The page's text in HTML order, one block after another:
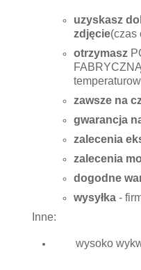
uzyskasz
zdjęcie(czas
otrzymasz
zawsze na
gwarancja
zalecenia
zalecenia
dogodne
wysyłka -
Inne:
wysoko